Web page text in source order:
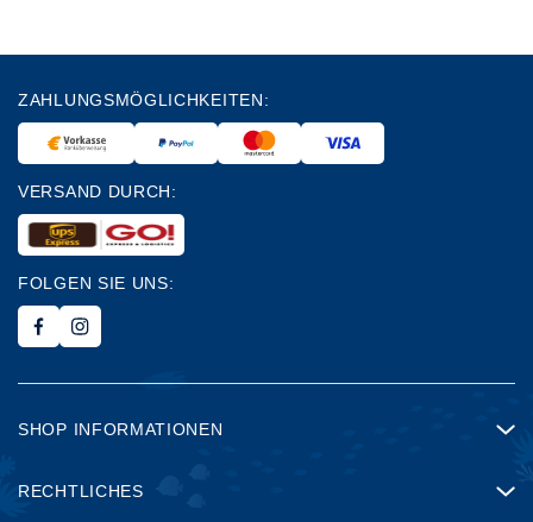
ZAHLUNGSMÖGLICHKEITEN:
VERSAND DURCH:
FOLGEN SIE UNS:
SHOP INFORMATIONEN
RECHTLICHES